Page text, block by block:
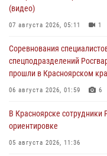
(видео)
07 августа 2026, 05:11 1
Соревнования
спецподразделений
прошли в Красноярском
06 августа 2026, 01:59 6
В Красноярске сотрудники
ориентировке
05 августа 2026, 11:36